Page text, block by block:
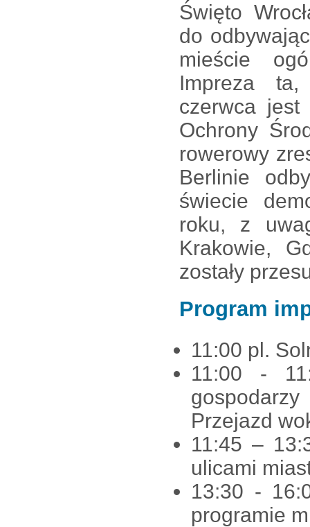
Święto
do
mieście
Impreza
czerwca
Ochrony
rowerowy
Berlinie
świecie
roku, z
Krakowie,
zostały
Program
11:00 pl.
11:00 -
Przejazd
11:45 –
ulicami
13:30 -
programie